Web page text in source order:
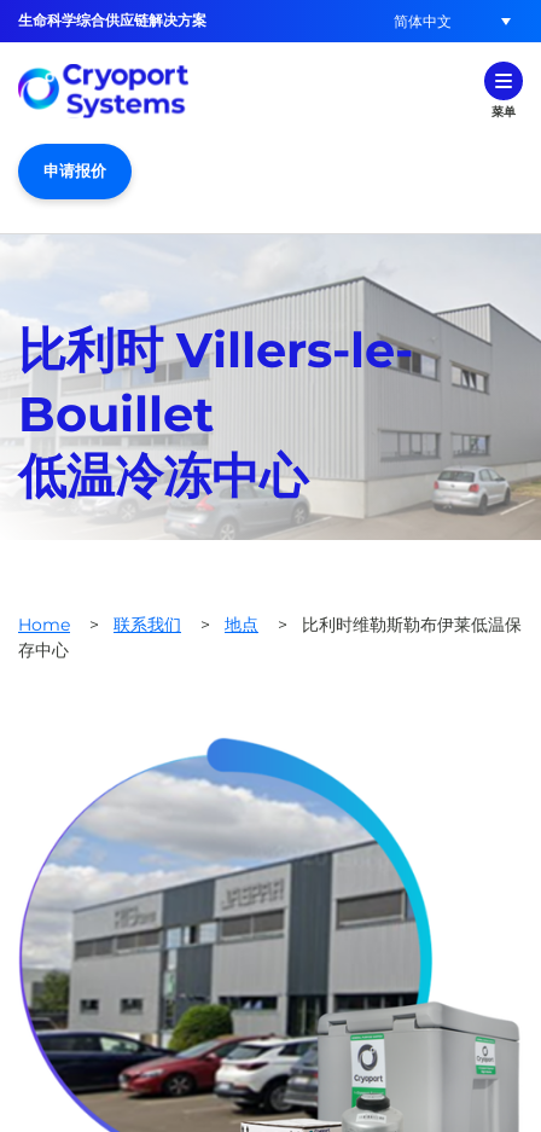
生命科学综合供应链解决方案 简体中文
菜单
申请报价
比利时 Villers-le-
Bouillet
低温冷冻中心
Home > 联系我们 > 地点 >
比利时维勒斯勒布伊莱低温保
存中心